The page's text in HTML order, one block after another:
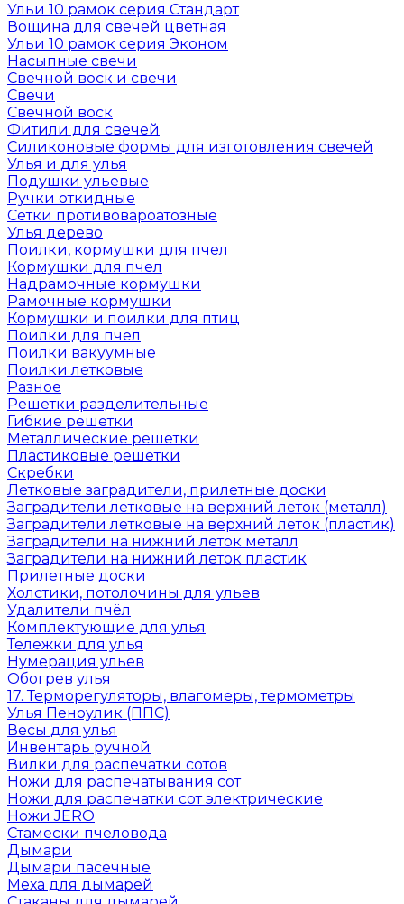
Ульи 10 рамок серия Стандарт
Вощина для свечей цветная
Ульи 10 рамок серия Эконом
Насыпные свечи
Свечной воск и свечи
Свечи
Свечной воск
Фитили для свечей
Силиконовые формы для изготовления свечей
Улья и для улья
Подушки ульевые
Ручки откидные
Сетки противовароатозные
Улья дерево
Поилки, кормушки для пчел
Кормушки для пчел
Надрамочные кормушки
Рамочные кормушки
Кормушки и поилки для птиц
Поилки для пчел
Поилки вакуумные
Поилки летковые
Разное
Решетки разделительные
Гибкие решетки
Металлические решетки
Пластиковые решетки
Скребки
Летковые заградители, прилетные доски
Заградители летковые на верхний леток (металл)
Заградители летковые на верхний леток (пластик)
Заградители на нижний леток металл
Заградители на нижний леток пластик
Прилетные доски
Холстики, потолочины для ульев
Удалители пчёл
Комплектующие для улья
Тележки для улья
Нумерация ульев
Обогрев улья
17. Терморегуляторы, влагомеры, термометры
Улья Пеноулик (ППС)
Весы для улья
Инвентарь ручной
Вилки для распечатки сотов
Ножи для распечатывания сот
Ножи для распечатки сот электрические
Ножи JERO
Стамески пчеловода
Дымари
Дымари пасечные
Меха для дымарей